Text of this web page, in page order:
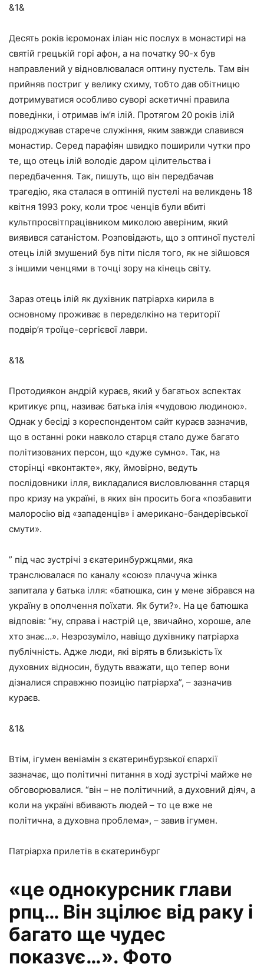
&1&
Десять років ієромонах іліан ніс послух в монастирі на
святій грецькій горі афон, а на початку 90-х був
направлений у відновлювалася оптину пустель. Там він
прийняв постриг у велику схиму, тобто дав обітницю
дотримуватися особливо суворі аскетичні правила
поведінки, і отримав ім’я ілій. Протягом 20 років ілій
відроджував старече служіння, яким завжди славився
монастир. Серед парафіян швидко поширили чутки про
те, що отець ілій володіє даром цілительства і
передбачення. Так, пишуть, що він передбачав
трагедію, яка сталася в оптиній пустелі на великдень 18
квітня 1993 року, коли троє ченців були вбиті
культпросвітпрацівником миколою аверіним, який
виявився сатаністом. Розповідають, що з оптиної пустелі
отець ілій змушений був піти після того, як не зійшовся
з іншими ченцями в точці зору на кінець світу.
Зараз отець ілій як духівник патріарха кирила в
основному проживає в передєлкіно на території
подвір’я троїце-сергієвої лаври.
&1&
Протодиякон андрій кураєв, який у багатьох аспектах
критикує рпц, називає батька ілія «чудовою людиною».
Однак у бесіді з кореспондентом сайт кураєв зазначив,
що в останні роки навколо старця стало дуже багато
політизованих персон, що «дуже сумно». Так, на
сторінці «вконтакте», яку, ймовірно, ведуть
послідовники ілля, викладалися висловлювання старця
про кризу на україні, в яких він просить бога «позбавити
малоросію від «западенців» і американо-бандерівської
смути».
” під час зустрічі з єкатеринбуржцями, яка
транслювалася по каналу «союз» плачуча жінка
запитала у батька ілля: «батюшка, син у мене зібрався на
україну в ополчення поїхати. Як бути?». На це батюшка
відповів: “ну, справа і настрій це, звичайно, хороше, але
хто знає…». Незрозуміло, навіщо духівнику патріарха
публічність. Адже люди, які вірять в близькість їх
духовних відносин, будуть вважати, що тепер вони
дізналися справжню позицію патріарха”, – зазначив
кураєв.
&1&
Втім, ігумен веніамін з єкатеринбурзької єпархії
зазначає, що політичні питання в ході зустрічі майже не
обговорювалися. “він – не політичний, а духовний діяч, а
коли на україні вбивають людей – то це вже не
політична, а духовна проблема», – завив ігумен.
Патріарха прилетів в єкатеринбург
«це однокурсник глави
рпц… Він зцілює від раку і
багато ще чудес
показує…». Фото